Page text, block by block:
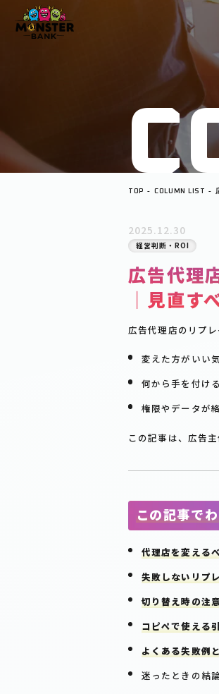
C
TOP COLUMN LIST
2025.12.30
経営判断・ROI
広告代理
｜見直す
広告代理店のリプ
変えた方がいい
何から手を付け
権限やデータが
この記事は、広告
この記事で
代理店を変える
失敗しないリプ
切り替え時の注
コピペで使える
よくある失敗例
迷ったときの結